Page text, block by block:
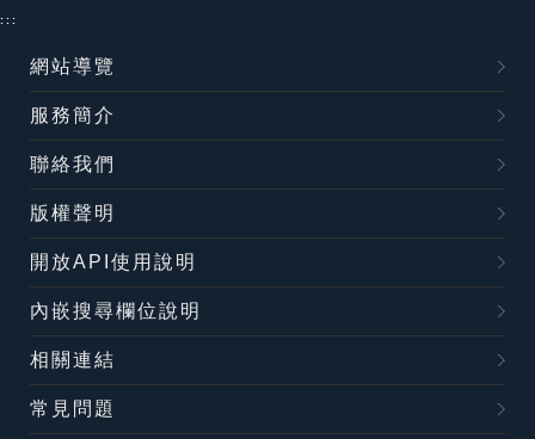
:::
網站導覽
服務簡介
聯絡我們
版權聲明
開放API使用說明
內嵌搜尋欄位說明
相關連結
常見問題